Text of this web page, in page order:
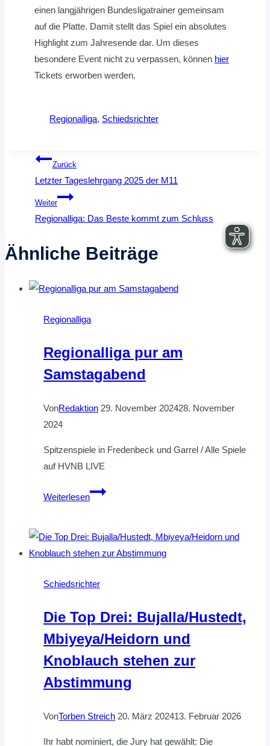
einen langjährigen Bundesligatrainer gemeinsam
auf die Platte. Damit stellt das Spiel ein absolutes
Highlight zum Jahresende dar. Um dieses
besondere Event nicht zu verpassen, können hier
Tickets erworben werden.
Regionalliga, Schiedsrichter
Beitragsnavigation
Zurück
Letzter Tageslehrgang 2025 der M11
Weiter
Regionalliga: Das Beste kommt zum Schluss
Ähnliche Beiträge
Regionalliga
Regionalliga pur am
Samstagabend
VonRedaktion 29. November 202428. November
2024
Spitzenspiele in Fredenbeck und Garrel / Alle Spiele
auf HVNB LIVE
Weiterlesen
Regionalliga
Samstagabend
Schiedsrichter
Die Top Drei: Bujalla/Hustedt,
Mbiyeya/Heidorn und
Knoblauch stehen zur
Abstimmung
VonTorben Streich 20. März 202413. Februar 2026
Ihr habt nominiert, die Jury hat gewählt: Die